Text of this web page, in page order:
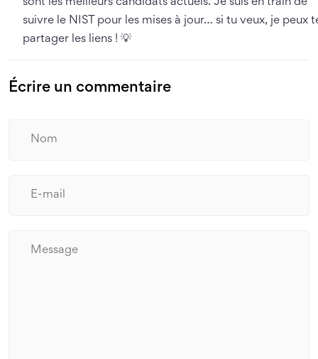
sont les meilleurs candidats actuels. Je suis en train de
suivre le NIST pour les mises à jour… si tu veux, je peux
partager les liens ! 💡
Écrire un commentaire